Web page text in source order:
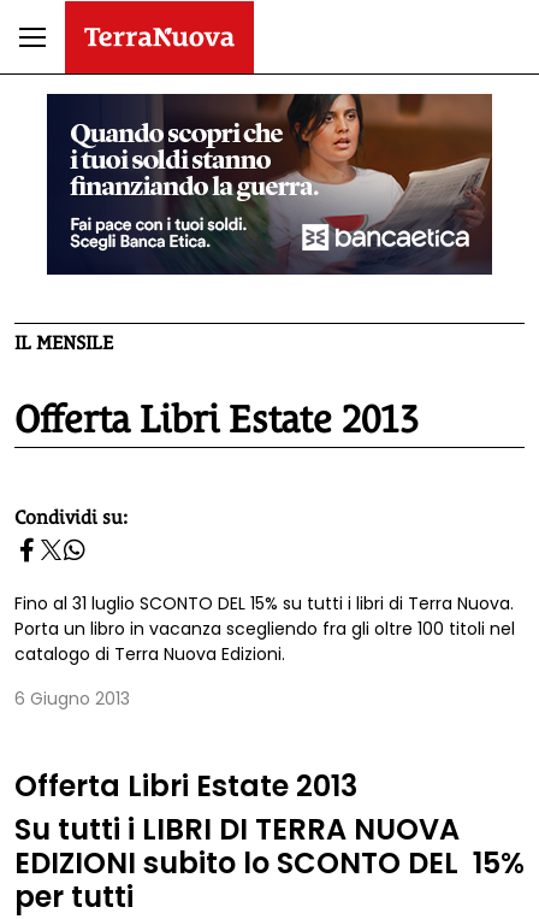
IL MENSILE
Offerta Libri Estate 2013
homepage h2
Condividi su:
Fino al 31 luglio SCONTO DEL 15% su tutti i libri di Terra Nuova.
Porta un libro in vacanza scegliendo fra gli oltre 100 titoli nel
catalogo di Terra Nuova Edizioni.
6 Giugno 2013
Offerta Libri Estate 2013
Su tutti i LIBRI DI TERRA NUOVA
EDIZIONI subito lo SCONTO DEL 15%
per tutti